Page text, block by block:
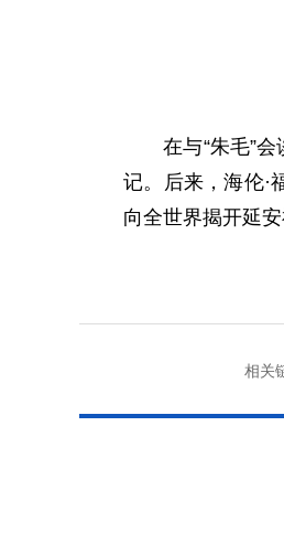
在与“朱毛”会
记。后来，海伦·
向全世界揭开延
相关